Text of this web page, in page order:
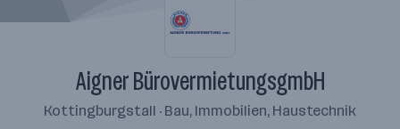
Aigner BürovermietungsgmbH
Kottingburgstall · Bau, Immobilien, Haustechnik